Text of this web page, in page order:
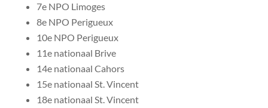
7e NPO Limoges
8e NPO Perigueux
10e NPO Perigueux
11e nationaal Brive
14e nationaal Cahors
15e nationaal St. Vincent
18e nationaal St. Vincent